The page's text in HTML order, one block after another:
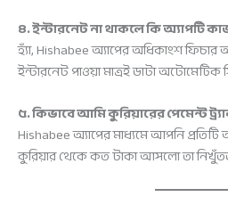
৪. ইন্টারনেট না থাকলে কি অ্যাপটি
হ্যাঁ, Hishabee অ্যাপের অধিকাংশ
ইন্টারনেট পাওয়া মাত্রই ডাটা অটোমেটিক
৫. কিভাবে আমি কুরিয়ারের পেমেন্ট
Hishabee অ্যাপের মাধ্যমে আপনি প্রতিটি
কুরিয়ার থেকে কত টাকা আসলো তা